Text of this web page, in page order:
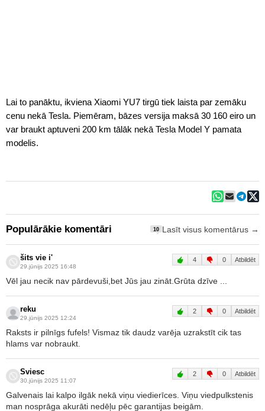
Lai to panāktu, ikviena Xiaomi YU7 tirgū tiek laista par zemāku
cenu nekā Tesla. Piemēram, bāzes versija maksā 30 160 eiro un
var braukt aptuveni 200 km tālāk nekā Tesla Model Y pamata
modelis.
Populārākie komentāri 10 Lasīt visus komentārus →
šits vie i'
29.jūnijs 2025 16:48
4 0 Atbildēt
Vēl jau necik nav pārdevuši,bet Jūs jau zināt.Grūta dzīve ...
reku
29.jūnijs 2025 12:24
2 0 Atbildēt
Raksts ir pilnīgs fufels! Vismaz tik daudz varēja uzrakstīt cik tas
hlams var nobraukt.
Sviesc
30.jūnijs 2025 11:07
2 0 Atbildēt
Galvenais lai kalpo ilgāk nekā viņu viedierīces. Viņu viedpulkstenis
man nosprāga akurāti nedēļu pēc garantijas beigām.